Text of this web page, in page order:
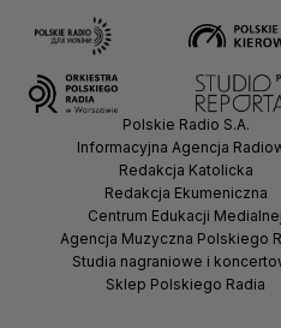
Polskie Radio S.A.
Informacyjna Agencja
Redakcja Katolicka
Redakcja Ekumeniczna
Centrum Edukacji Medialnej
Agencja Muzyczna Polskiego
Studia nagraniowe i
Sklep Polskiego Radia